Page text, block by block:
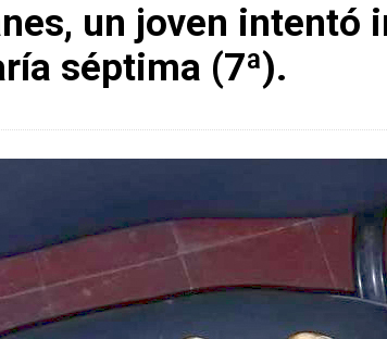
un joven intentó
séptima (7ª).